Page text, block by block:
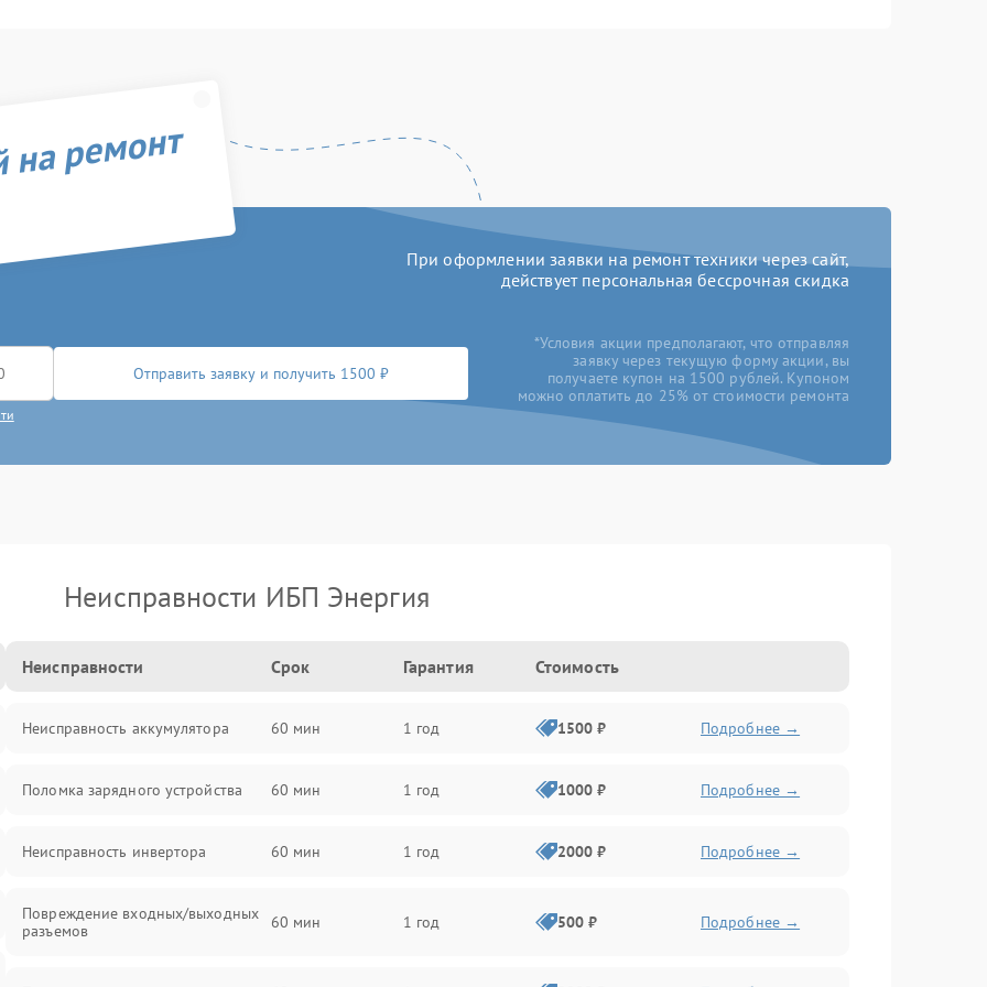
ремонт
При оформлении заявки на ремонт техники через сайт,
действует персональная бессрочная скидка
Отправить заявку и получить 1500 ₽
*Условия акции предполагают, что отправляя
заявку через текущую форму акции, вы
получаете купон на 1500 рублей. Купоном
можно оплатить до 25% от стоимости ремонта
Неисправности ИБП Энергия
Неисправности Срок Гарантия Стоимость
Неисправность аккумулятора 60 мин 1 год 1500 ₽ Подробнее →
Поломка зарядного устройства 60 мин 1 год 1000 ₽ Подробнее →
Неисправность инвертора 60 мин 1 год 2000 ₽ Подробнее →
Повреждение входных/выходных
разъемов
60 мин 1 год 500 ₽ Подробнее →